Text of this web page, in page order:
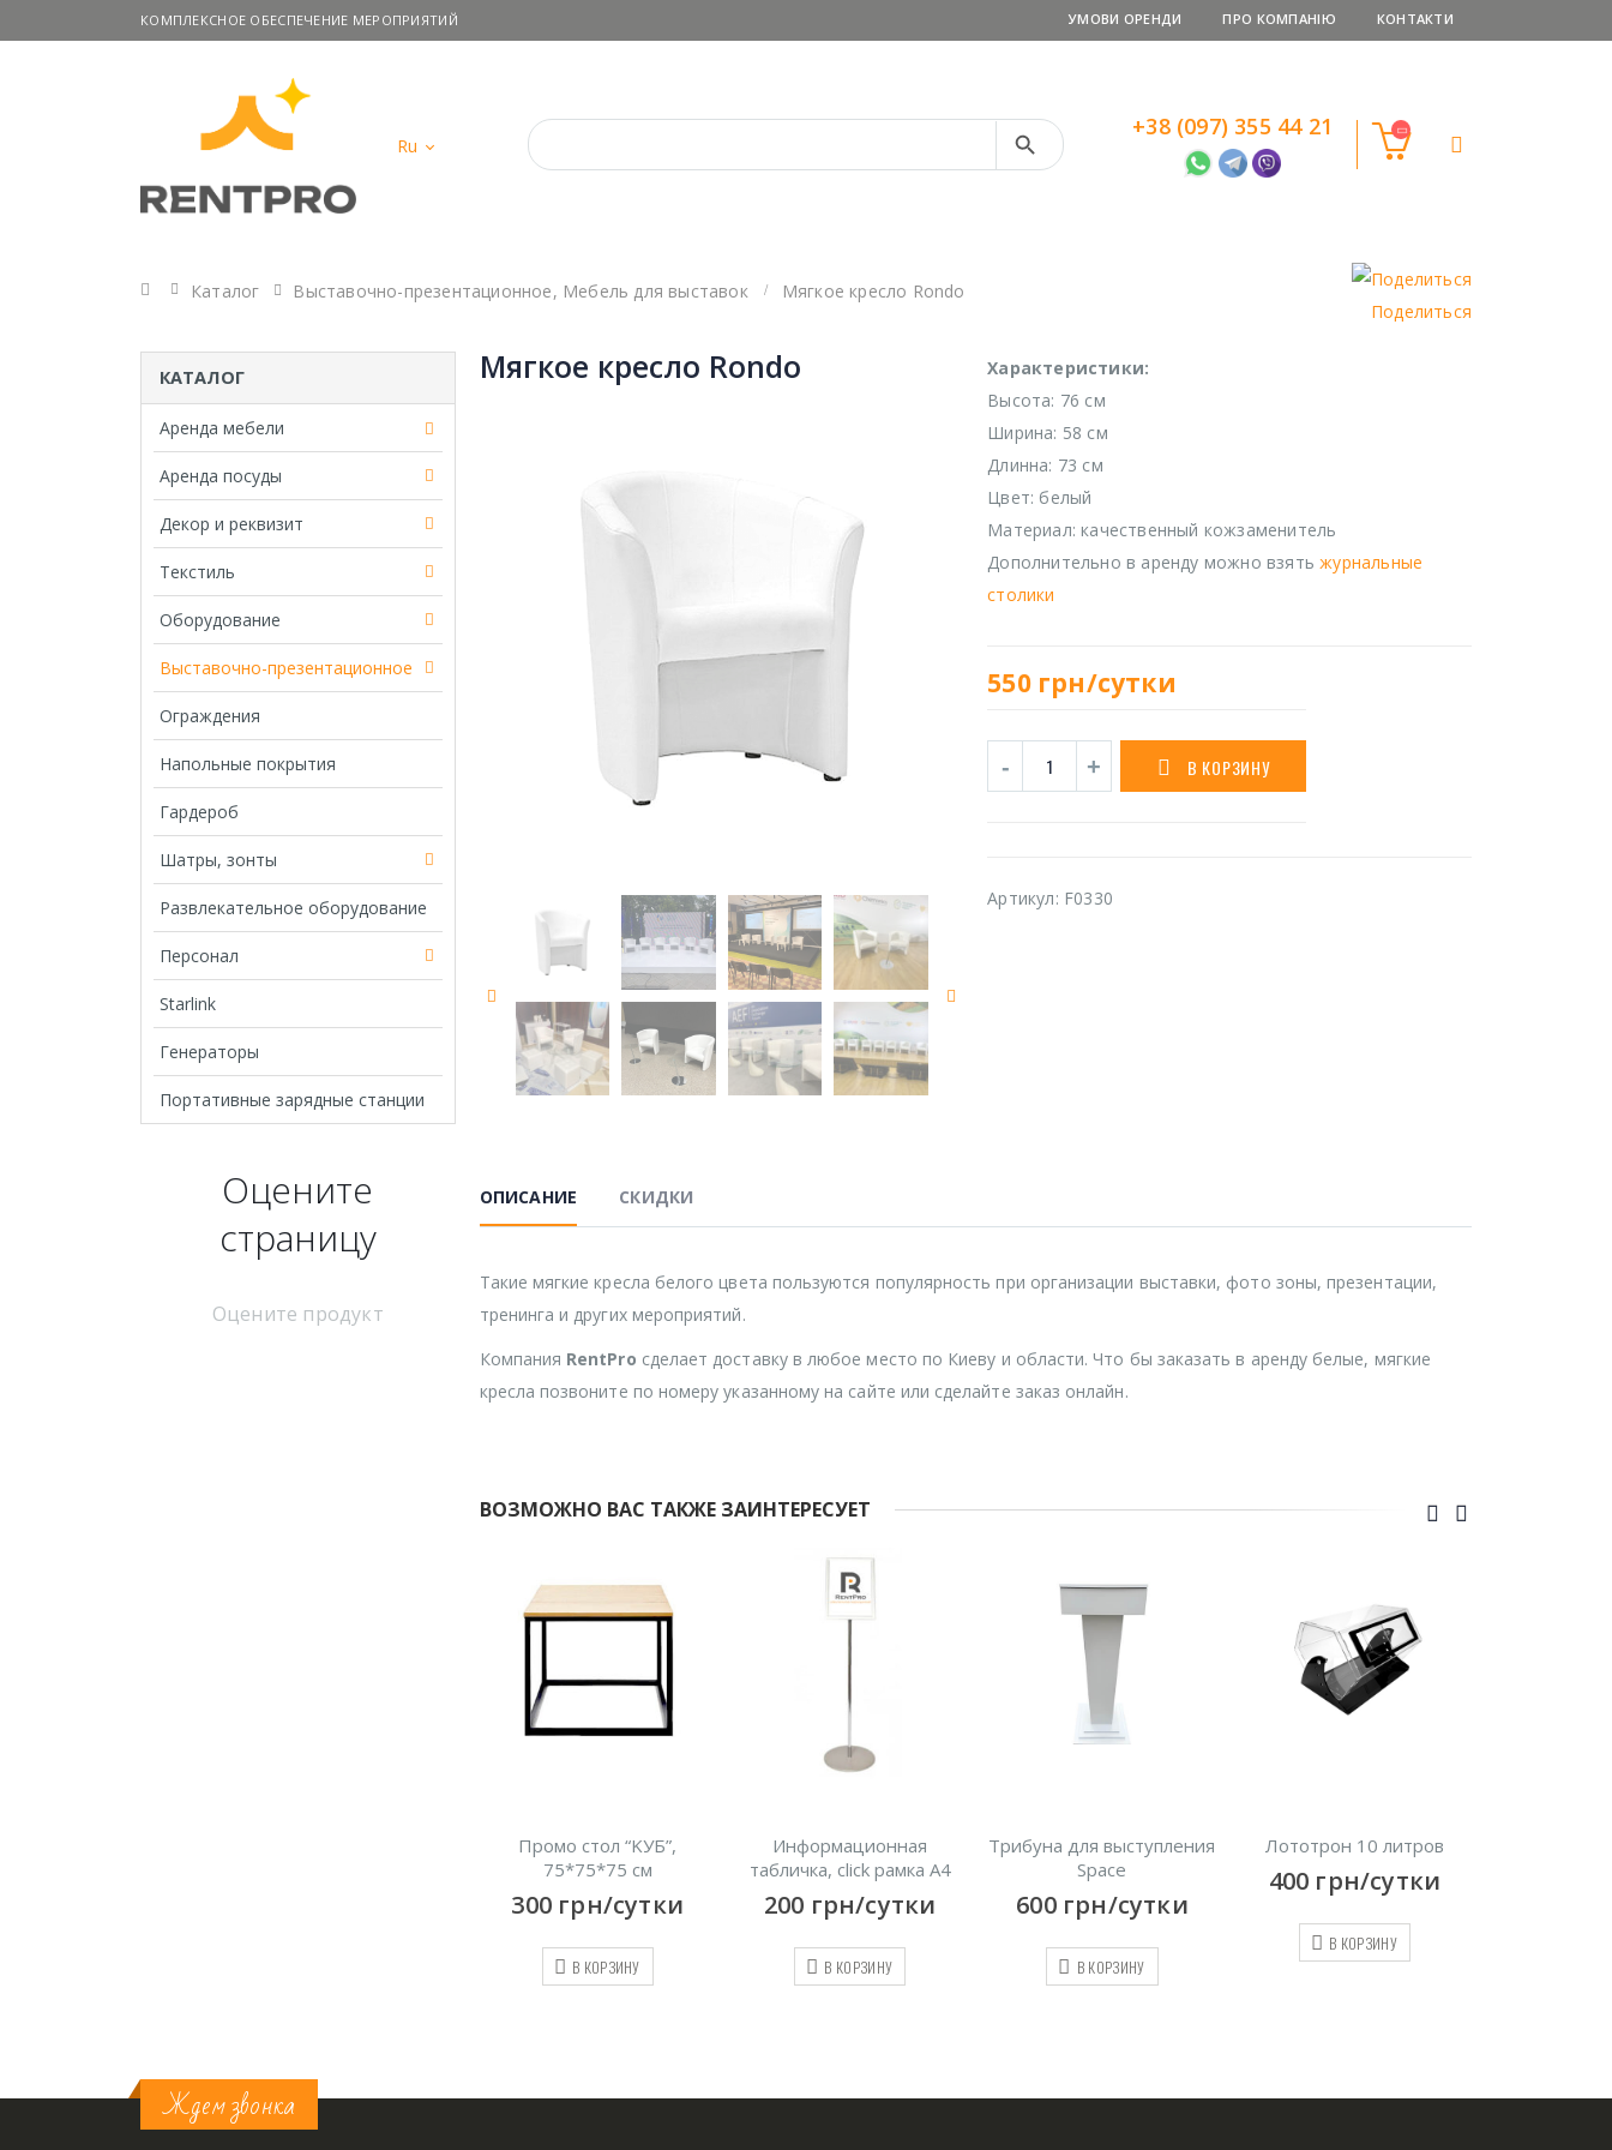
КОМПЛЕКСНОЕ ОБЕСПЕЧЕНИЕ МЕРОПРИЯТИЙ УМОВИ ОРЕНДИ ПРО КОМПАНІЮ КОНТАКТИ
Ru
Search Button +38 (097) 355 44 21
Главная
Каталог Выставочно-презентационное, Мебель для выставок
Мягкое кресло Rondo
Поделиться
Мягкое кресло Rondo
Характеристики:
Высота: 76 см
Ширина: 58 см
Длинна: 73 см
Цвет: белый
Материал: качественный кожзаменитель
Дополнительно в аренду можно взятьжурнальные
столики
550 грн/сутки
В КОРЗИНУ
Артикул: F0330
ОПИСАНИЕ СКИДКИ
Такие мягкие кресла белого цвета пользуются популярность при организации выставки, фото зоны, презентации,
тренинга и других мероприятий.
Компания RentPro сделает доставку в любое место по Киеву и области. Что бы заказать в аренду белые, мягкие
кресла позвоните по номеру указанному на сайте или сделайте заказ онлайн.
ВОЗМОЖНО ВАС ТАКЖЕ ЗАИНТЕРЕСУЕТ
Промо стол “KУБ”,
75*75*75 см
300 грн/сутки
В КОРЗИНУ
Информационная
табличка, click рамка A4
200 грн/сутки
В КОРЗИНУ
Трибуна для выступления
Space
600 грн/сутки
В КОРЗИНУ
Лототрон 10 литров
400 грн/сутки
В КОРЗИНУ
КАТАЛОГ
Аренда мебели
Аренда посуды
Декор и реквизит
Текстиль
Оборудование
Выставочно-презентационное
Ограждения
Напольные покрытия
Гардероб
Шатры, зонты
Развлекательное оборудование
Персонал
Starlink
Генераторы
Портативные зарядные станции
Оцените
страницу
Оцените продукт
Ждем звонка